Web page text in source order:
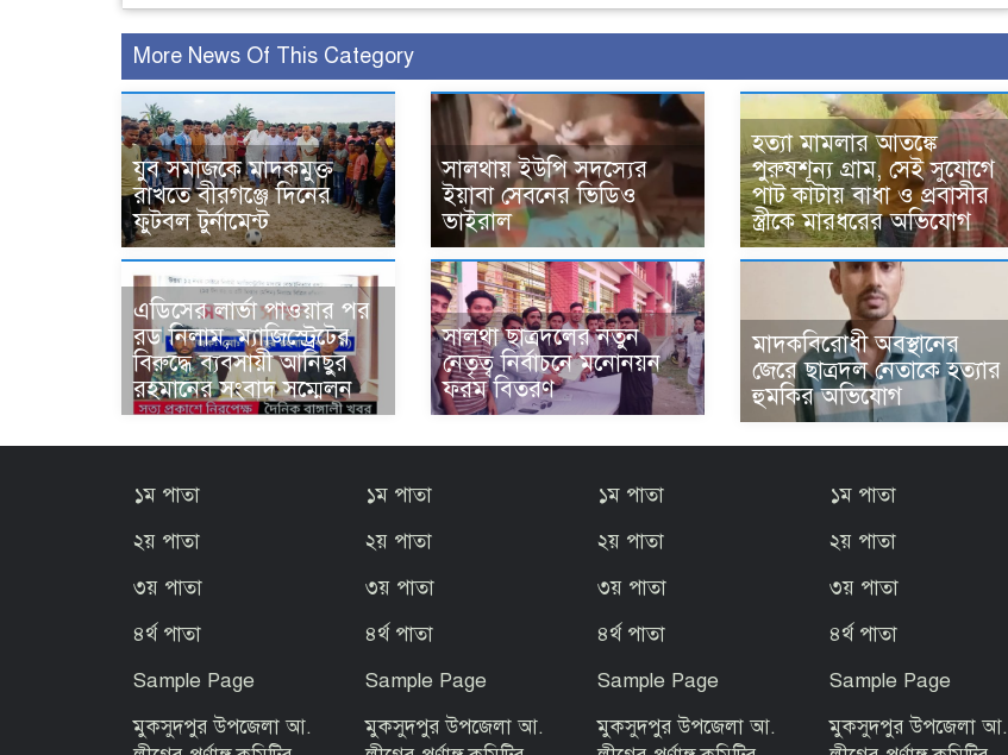
More News Of This Category
যুব সমাজকে মাদকমুক্ত
রাখতে বীরগঞ্জে দিনের
ফুটবল টুর্নামেন্ট
সালথায় ইউপি সদস্যের
ইয়াবা সেবনের ভিডিও
ভাইরাল
হত্যা মামলার আতঙ্কে
পুরুষশূন্য গ্রাম, সেই সুযোগে
পাট কাটায় বাধা ও প্রবাসীর
স্ত্রীকে মারধরের অভিযোগ ‎
এডিসের লার্ভা পাওয়ার পর
রড নিলাম, ম্যাজিস্ট্রেটের
বিরুদ্ধে ব্যবসায়ী আনিছুর
রহমানের সংবাদ সম্মেলন
সালথা ছাত্রদলের নতুন
নেতৃত্ব নির্বাচনে মনোনয়ন
ফরম বিতরণ
মাদকবিরোধী অবস্থানের
জেরে ছাত্রদল নেতাকে হত্যার
হুমকির অভিযোগ ‎
১ম পাতা
২য় পাতা
৩য় পাতা
৪র্থ পাতা
Sample Page
মুকসুদপুর উপজেলা আ.
১ম পাতা
২য় পাতা
৩য় পাতা
৪র্থ পাতা
Sample Page
মুকসুদপুর উপজেলা আ.
১ম পাতা
২য় পাতা
৩য় পাতা
৪র্থ পাতা
Sample Page
মুকসুদপুর উপজেলা আ.
১ম পাতা
২য় পাতা
৩য় পাতা
৪র্থ পাতা
Sample Page
মুকসুদপুর উপজেলা আ.